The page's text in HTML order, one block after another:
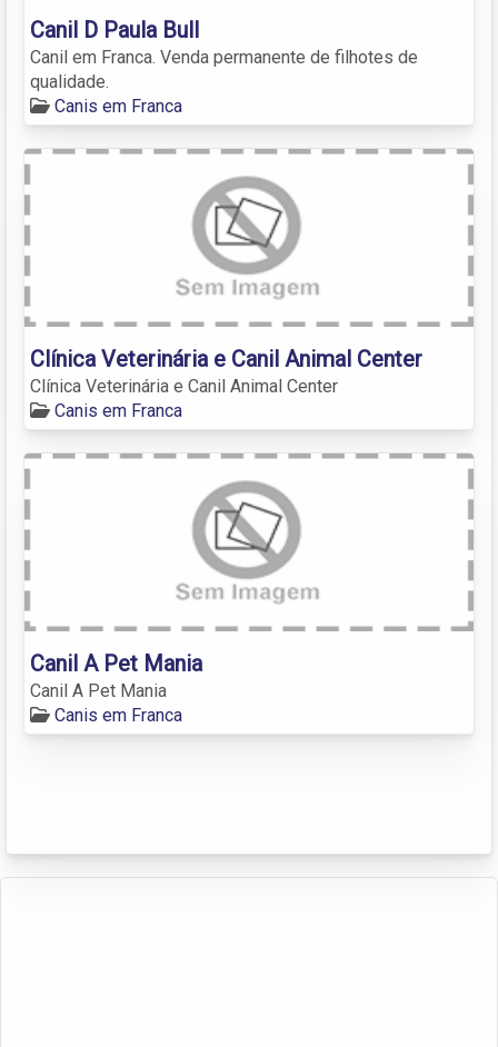
Canil D Paula Bull
Canil em Franca. Venda permanente de filhotes de
qualidade.
Canis em Franca
Clínica Veterinária e Canil Animal Center
Clínica Veterinária e Canil Animal Center
Canis em Franca
Canil A Pet Mania
Canil A Pet Mania
Canis em Franca